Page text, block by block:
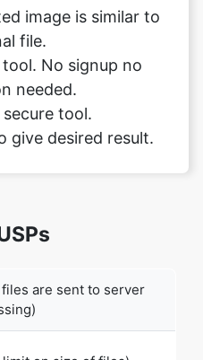
needed.
tool.
give desired result.
on size of files)
as many files as you